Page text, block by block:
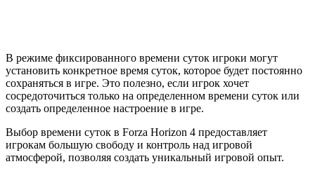
В режиме фиксированного времени суток игроки могут
установить конкретное время суток, которое будет постоянно
сохраняться в игре. Это полезно, если игрок хочет
сосредоточиться только на определенном времени суток или
создать определенное настроение в игре.
Выбор времени суток в Forza Horizon 4 предоставляет
игрокам большую свободу и контроль над игровой
атмосферой, позволяя создать уникальный игровой опыт.